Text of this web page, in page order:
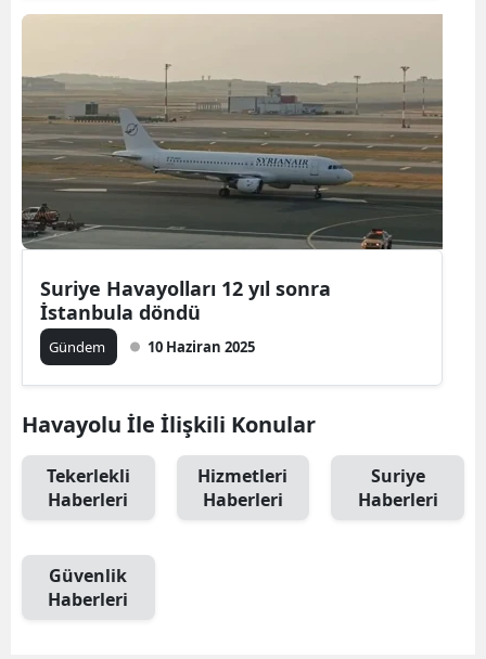
Suriye Havayolları 12 yıl sonra
İstanbula döndü
Gündem 10 Haziran 2025
Havayolu İle İlişkili Konular
Tekerlekli
Haberleri
Hizmetleri
Haberleri
Suriye
Haberleri
Güvenlik
Haberleri